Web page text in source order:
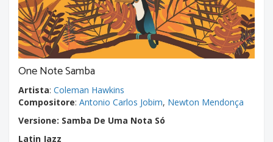
One Note Samba
Artista: Coleman Hawkins
Compositore: Antonio Carlos Jobim, Newton Mendonça
Versione: Samba De Uma Nota Só
Latin Jazz